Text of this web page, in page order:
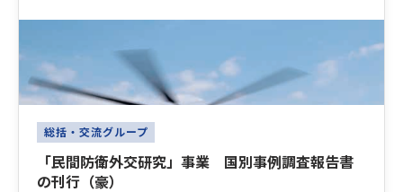
総括・交流グループ
「民間防衛外交研究」事業 国別事例調査報告書
の刊行（豪）